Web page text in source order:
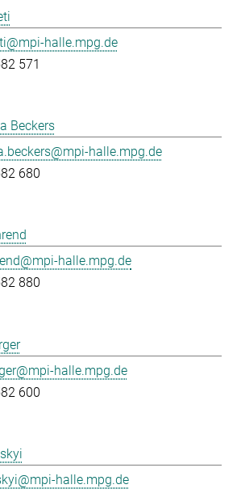
halle.mpg.de
571
Beckers
halle.mpg.de
680
halle.mpg.de
880
halle.mpg.de
600
halle.mpg.de